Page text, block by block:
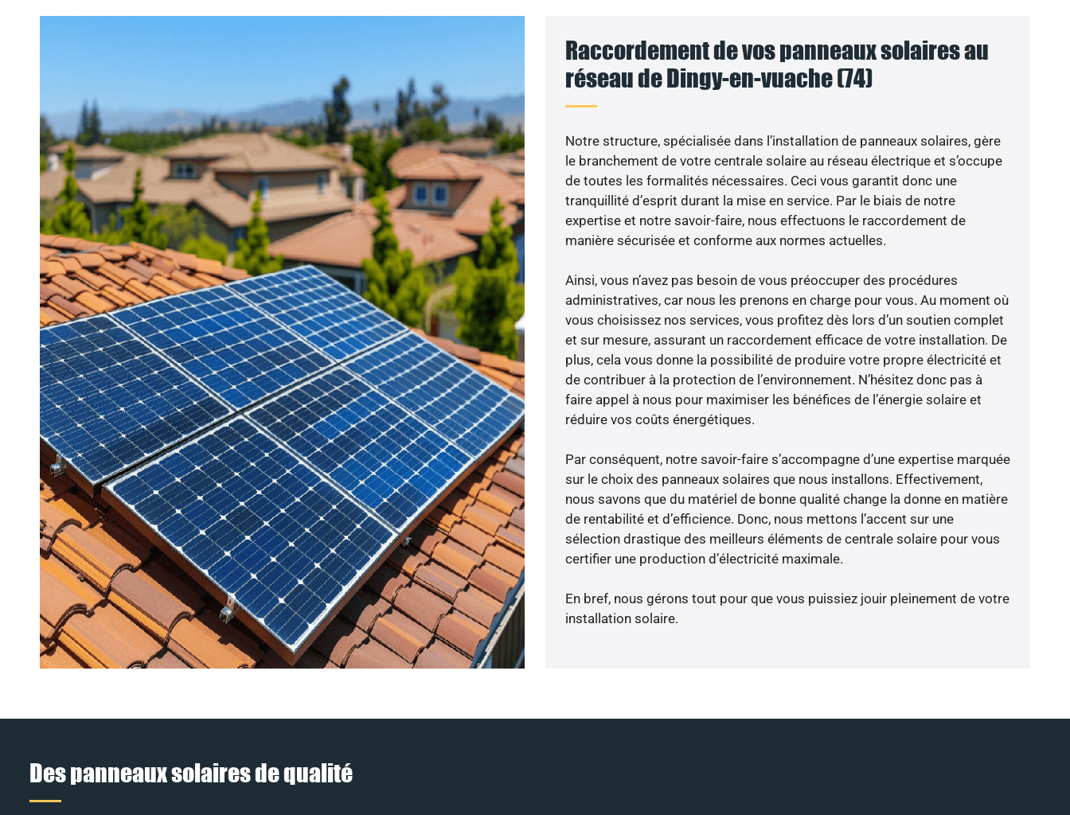
Raccordement de vos panneaux solaires au
réseau de Dingy-en-vuache (74)
Notre structure, spécialisée dans l’installation de panneaux solaires, gère
le branchement de votre centrale solaire au réseau électrique et s’occupe
de toutes les formalités nécessaires. Ceci vous garantit donc une
tranquillité d’esprit durant la mise en service. Par le biais de notre
expertise et notre savoir-faire, nous effectuons le raccordement de
manière sécurisée et conforme aux normes actuelles.
Ainsi, vous n’avez pas besoin de vous préoccuper des procédures
administratives, car nous les prenons en charge pour vous. Au moment où
vous choisissez nos services, vous profitez dès lors d’un soutien complet
et sur mesure, assurant un raccordement efficace de votre installation. De
plus, cela vous donne la possibilité de produire votre propre électricité et
de contribuer à la protection de l’environnement. N’hésitez donc pas à
faire appel à nous pour maximiser les bénéfices de l’énergie solaire et
réduire vos coûts énergétiques.
Par conséquent, notre savoir-faire s’accompagne d’une expertise marquée
sur le choix des panneaux solaires que nous installons. Effectivement,
nous savons que du matériel de bonne qualité change la donne en matière
de rentabilité et d’efficience. Donc, nous mettons l’accent sur une
sélection drastique des meilleurs éléments de centrale solaire pour vous
certifier une production d’électricité maximale.
En bref, nous gérons tout pour que vous puissiez jouir pleinement de votre
installation solaire.
Des panneaux solaires de qualité